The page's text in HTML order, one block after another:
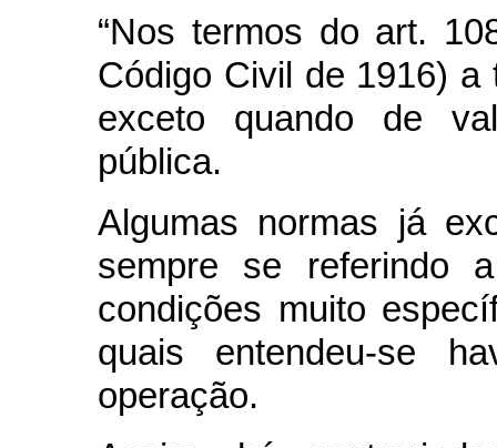
“Nos termos do art.
Código Civil de 1916)
exceto quando de
pública.
Algumas normas já
sempre se referindo
condições muito
quais entendeu-se
operação.